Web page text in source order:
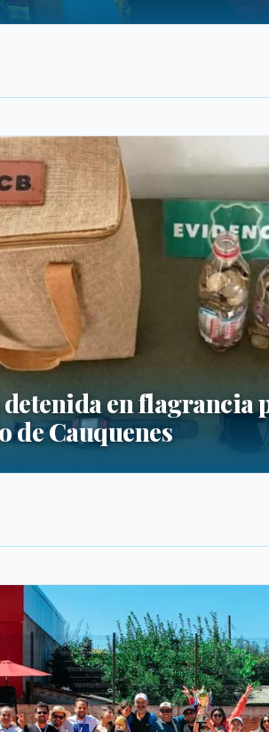
en flagrancia
de Cauquenes